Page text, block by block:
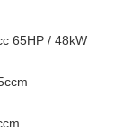
65HP / 48kW